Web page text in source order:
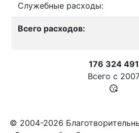
Служебные расходы:
Всего расходов:
176 324 491
Всего с
© 2004-2026